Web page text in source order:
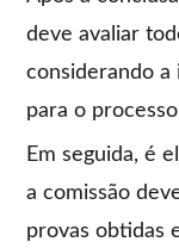
deve avaliar
considerando a
para o
Em seguida, é
a comissão
provas obtidas